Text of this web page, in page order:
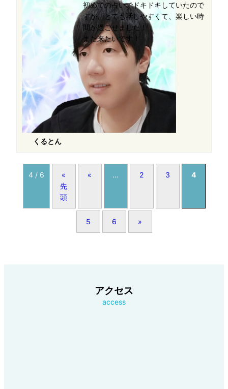
くるとん
初めての占いでドキドキしていたので
すが、とても話しやすくて、楽しい時
間が過ごせました！
また来たいです！
4 / 6
«
先
頭
« … 2 3 4
5 6 »
アクセス
access